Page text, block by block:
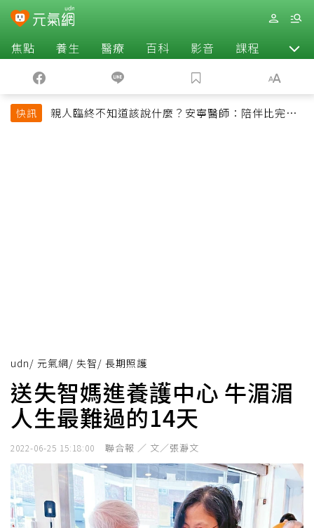
焦點 養生 醫療 百科 影音 課程 退休
快訊
親人臨終不知道該說什麼？安寧醫師：陪伴比完美
udn/ 元氣網/ 失智/ 長期照護
送失智媽進養護中心 牛湄湄
人生最難過的14天
2022-06-25 15:18:00 聯合報 ／ 文／張瀞文